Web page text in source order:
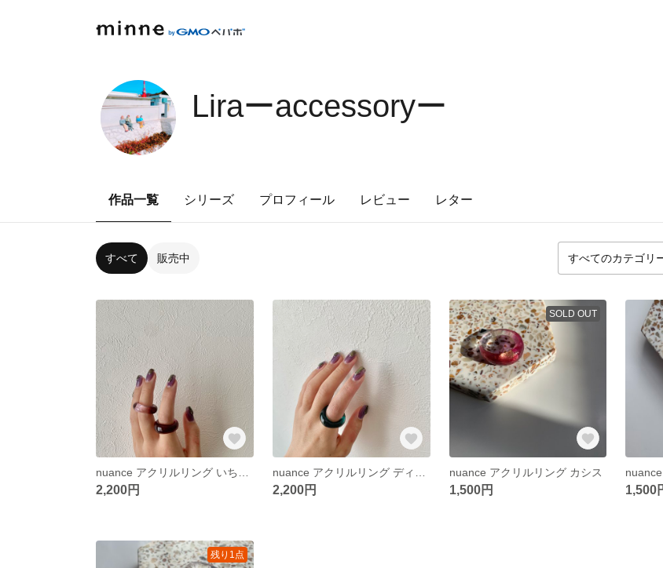
Liraーaccessoryー
作品一覧 シリーズ プロフィール レビュー レター
すべて 販売中
2,200円 2,200円
SOLD OUT
nuance アクリルリング カシス
1,500円 1,500
残り1点